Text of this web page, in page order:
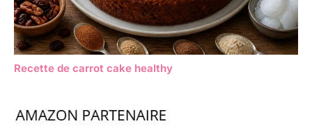
Recette de carrot cake healthy